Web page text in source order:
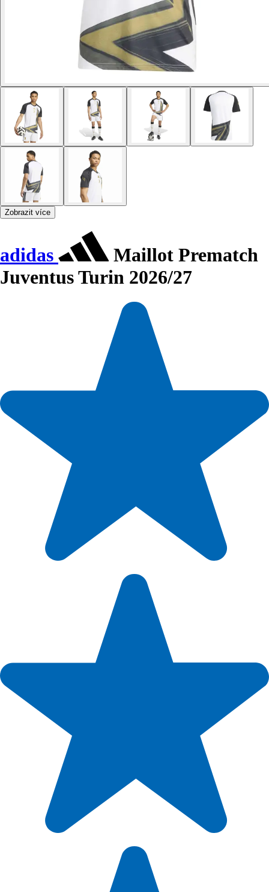
Zobrazit více
adidas
Maillot Prematch
Juventus Turin 2026/27